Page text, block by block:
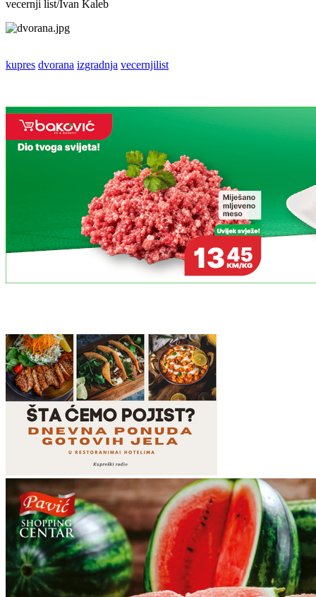
vecernji list/Ivan Kaleb
kupres dvorana izgradnja vecernjilist